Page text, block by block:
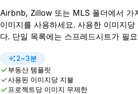
Airbnb, Zillow 또는 MLS 폴더에서 가
이미지를 사용하세요. 사용한 이미지
다. 단일 목록에는 스프레드시트가 필
2~3분
부동산 템플릿
사용된 이미지당 지불
프로젝트당 이미지 무제한